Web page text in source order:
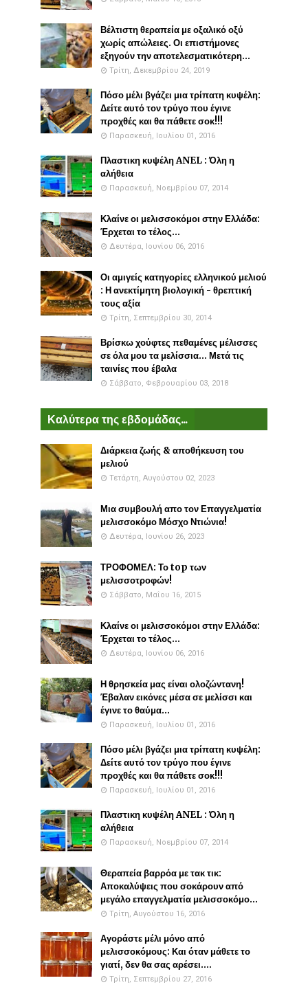
Βέλτιστη θεραπεία με οξαλικό οξύ
χωρίς απώλειες. Οι επιστήμονες
εξηγούν την αποτελεσματικότερη...
Τρίτη, Δεκεμβρίου 24, 2019
Πόσο μέλι βγάζει μια τρίπατη κυψέλη:
Δείτε αυτό τον τρύγο που έγινε
προχθές και θα πάθετε σοκ!!!
Παρασκευή, Ιουλίου 01, 2016
Πλαστικη κυψέλη ANEL : Όλη η
αλήθεια
Παρασκευή, Νοεμβρίου 07, 2014
Κλαίνε οι μελισσοκόμοι στην Ελλάδα:
Έρχεται το τέλος...
Δευτέρα, Ιουνίου 06, 2016
Οι αμιγείς κατηγορίες ελληνικού μελιού
: Η ανεκτίμητη βιολογική - θρεπτική
τους αξία
Τρίτη, Σεπτεμβρίου 30, 2014
Βρίσκω χούφτες πεθαμένες μέλισσες
σε όλα μου τα μελίσσια... Μετά τις
ταινίες που έβαλα
Σάββατο, Φεβρουαρίου 03, 2018
Καλύτερα της εβδομάδας...
Διάρκεια ζωής & αποθήκευση του
μελιού
Τετάρτη, Αυγούστου 02, 2023
Μια συμβουλή απο τον Επαγγελματία
μελισσοκόμο Μόσχο Ντιώνια!
Δευτέρα, Ιουνίου 26, 2023
ΤΡΟΦΟΜΕΛ: Το top των
μελισσοτροφών!
Σάββατο, Μαΐου 16, 2015
Κλαίνε οι μελισσοκόμοι στην Ελλάδα:
Έρχεται το τέλος...
Δευτέρα, Ιουνίου 06, 2016
Η θρησκεία μας είναι ολοζώντανη!
Έβαλαν εικόνες μέσα σε μελίσσι και
έγινε το θαύμα...
Παρασκευή, Ιουλίου 01, 2016
Πόσο μέλι βγάζει μια τρίπατη κυψέλη:
Δείτε αυτό τον τρύγο που έγινε
προχθές και θα πάθετε σοκ!!!
Παρασκευή, Ιουλίου 01, 2016
Πλαστικη κυψέλη ANEL : Όλη η
αλήθεια
Παρασκευή, Νοεμβρίου 07, 2014
Θεραπεία βαρρόα με τακ τικ:
Αποκαλύψεις που σοκάρουν από
μεγάλο επαγγελματία μελισσοκόμο...
Τρίτη, Αυγούστου 16, 2016
Αγοράστε μέλι μόνο από
μελισσοκόμους: Και όταν μάθετε το
γιατί, δεν θα σας αρέσει....
Τρίτη, Σεπτεμβρίου 27, 2016